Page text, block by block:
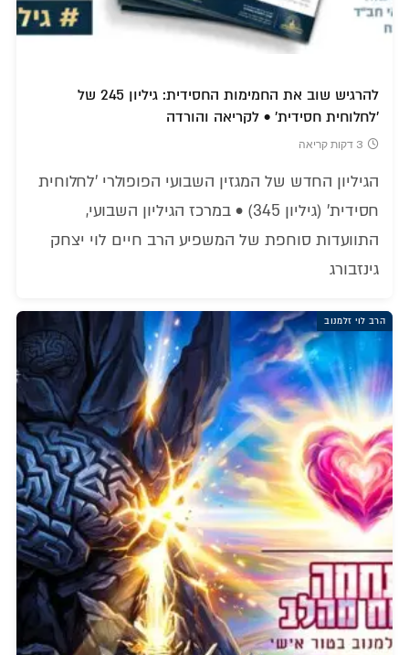
להרגיש שוב את החמימות החסידית: גיליון 245 של
'לחלוחית חסידית' • לקריאה והורדה
3 דקות קריאה
הגיליון החדש של המגזין השבועי הפופולרי 'לחלוחית
חסידית' (גיליון 345) • במרכז הגיליון השבועי,
התוועדות סוחפת של המשפיע הרב חיים לוי יצחק
גינזבורג
הרב לוי זלמנוב